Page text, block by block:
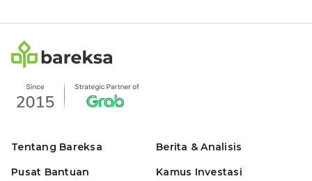
Tentang Bareksa
Pusat Bantuan
Berita & Analisis
Kamus Investasi